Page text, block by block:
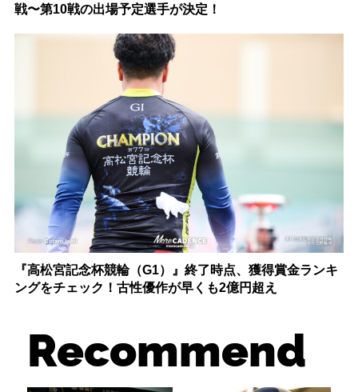
戦〜第10戦の出場予定選手が決定！
『高松宮記念杯競輪（G1）』終了時点、獲得賞金ランキ
ングをチェック！古性優作が早くも2億円超え
Recommend